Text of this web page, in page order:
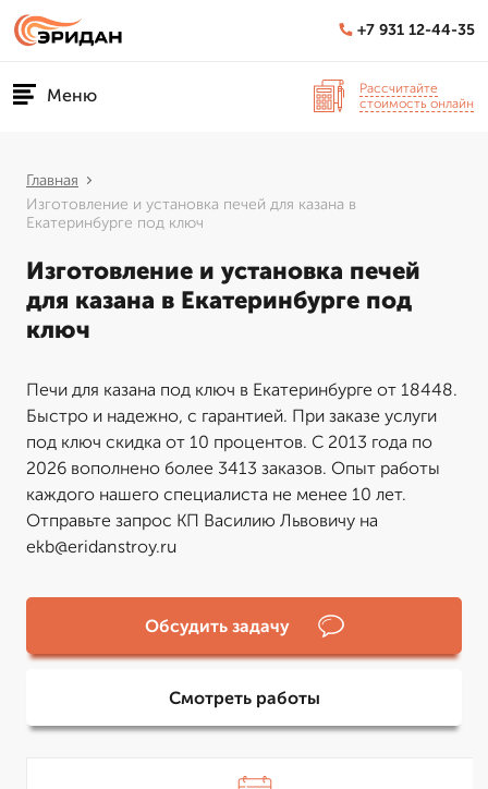
+7 931 12-44-35
Меню
Рассчитайте
стоимость онлайн
Главная
Изготовление и установка печей для казана в
Екатеринбурге под ключ
Изготовление и установка печей
для казана в Екатеринбурге под
ключ
Печи для казана под ключ в Екатеринбурге от 18448.
Быстро и надежно, с гарантией. При заказе услуги
под ключ скидка от 10 процентов. С 2013 года по
2026 вополнено более 3413 заказов. Опыт работы
каждого нашего специалиста не менее 10 лет.
Отправьте запрос КП Василию Львовичу на
ekb@eridanstroy.ru
Обсудить задачу
Смотреть работы